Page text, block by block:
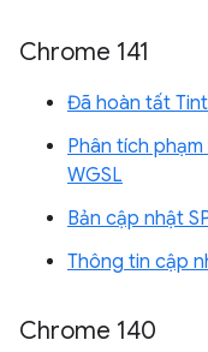
Chrome 141
Đã hoàn tất
Phân tích
WGSL
Bản cập nhật
Thông tin cập
Chrome 140